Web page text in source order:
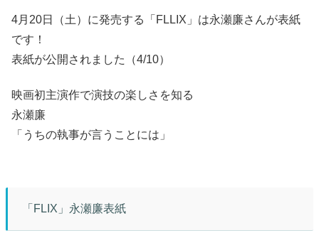
4月20日（土）に発売する「FLLIX」は永瀬廉さんが表紙
です！
表紙が公開されました（4/10）
映画初主演作で演技の楽しさを知る
永瀬廉
「うちの執事が言うことには」
「FLIX」永瀬廉表紙